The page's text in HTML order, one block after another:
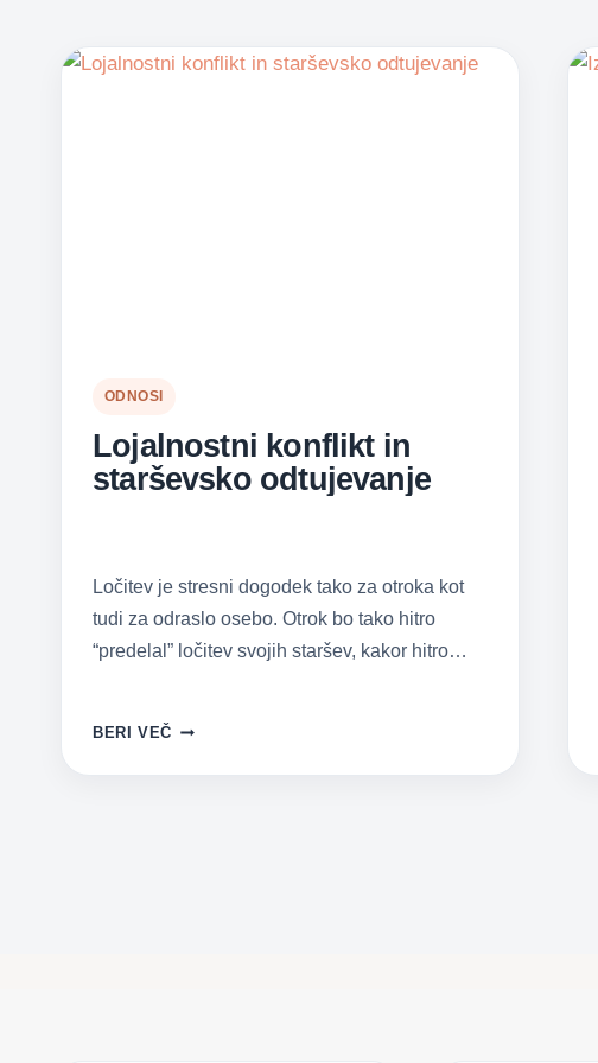
ODNOSI
Lojalnostni konflikt in
starševsko odtujevanje
Ločitev je stresni dogodek tako za otroka kot
tudi za odraslo osebo. Otrok bo tako hitro
“predelal” ločitev svojih staršev, kakor hitro…
BERI VEČ LOJALNOSTNI
IN